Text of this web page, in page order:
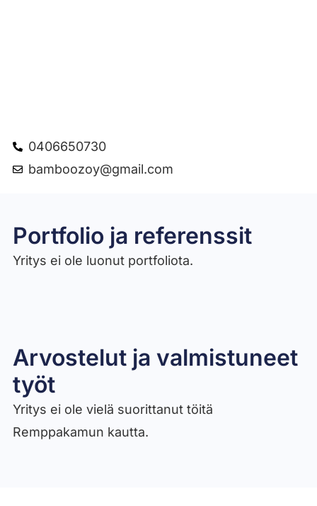
0406650730
bamboozoy@gmail.com
Portfolio ja referenssit
Yritys ei ole luonut portfoliota.
Arvostelut ja valmistuneet
työt​
Yritys ei ole vielä suorittanut töitä
Remppakamun kautta.